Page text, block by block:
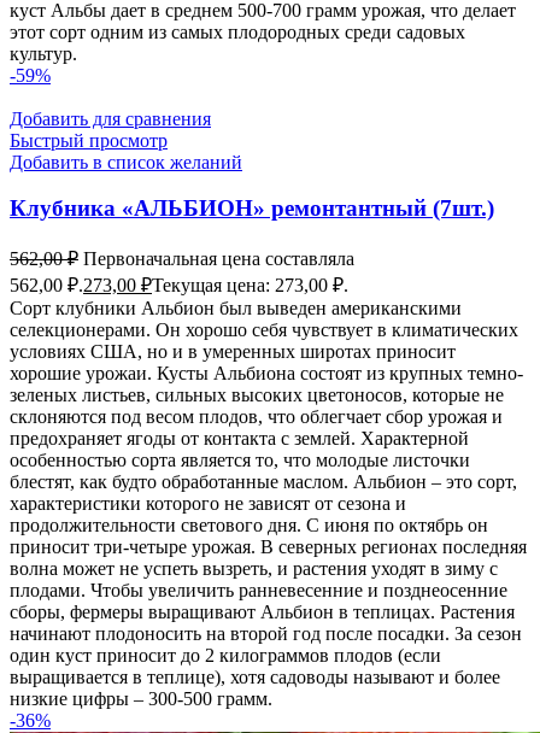
куст Альбы дает в среднем 500-700 грамм урожая, что делает
этот сорт одним из самых плодородных среди садовых
культур.
-59%
Добавить для сравнения
Быстрый просмотр
Добавить в список желаний
Клубника «АЛЬБИОН» ремонтантный (7шт.)
562,00₽ Первоначальная цена составляла
562,00 ₽.273,00 ₽Текущая цена: 273,00 ₽.
Сорт клубники Альбион был выведен американскими
селекционерами. Он хорошо себя чувствует в климатических
условиях США, но и в умеренных широтах приносит
хорошие урожаи. Кусты Альбиона состоят из крупных темно-
зеленых листьев, сильных высоких цветоносов, которые не
склоняются под весом плодов, что облегчает сбор урожая и
предохраняет ягоды от контакта с землей. Характерной
особенностью сорта является то, что молодые листочки
блестят, как будто обработанные маслом. Альбион – это сорт,
характеристики которого не зависят от сезона и
продолжительности светового дня. С июня по октябрь он
приносит три-четыре урожая. В северных регионах последняя
волна может не успеть вызреть, и растения уходят в зиму с
плодами. Чтобы увеличить ранневесенние и позднеосенние
сборы, фермеры выращивают Альбион в теплицах. Растения
начинают плодоносить на второй год после посадки. За сезон
один куст приносит до 2 килограммов плодов (если
выращивается в теплице), хотя садоводы называют и более
низкие цифры – 300-500 грамм.
-36%